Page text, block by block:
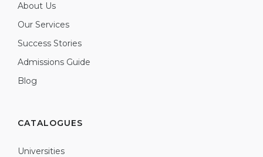
About Us
Our Services
Success Stories
Admissions Guide
Blog
CATALOGUES
Universities